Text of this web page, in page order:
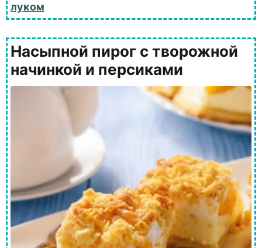
луком
Насыпной пирог с творожной
начинкой и персиками